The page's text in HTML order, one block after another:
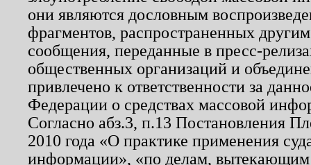
они являются дословным
фрагментов, распространенных
сообщения, переданные в пресс-
общественных организаций и
привлечено к ответственности за
Федерации о средствах массовой
Согласно абз.3, п.13 Постановления
2010 года «О практике применения
информации», «по делам, вытекающим